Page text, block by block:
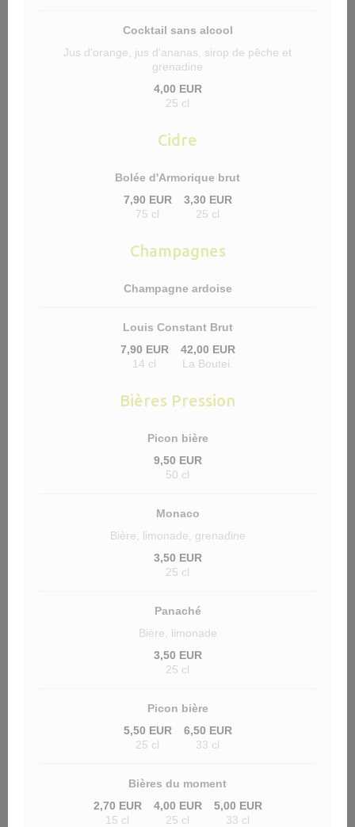
Cocktail sans alcool
Jus d'orange, jus d'ananas, sirop de pêche et
grenadine
4,00 EUR
25 cl
Cidre
Bolée d'Armorique brut
7,90 EUR
75 cl
3,30 EUR
25 cl
Champagnes
Champagne ardoise
Louis Constant Brut
7,90 EUR
14 cl
42,00 EUR
La Boutei.
Bières Pression
Picon bière
9,50 EUR
50 cl
Monaco
Bière, limonade, grenadine
3,50 EUR
25 cl
Panaché
Bière, limonade
3,50 EUR
25 cl
Picon bière
5,50 EUR
25 cl
6,50 EUR
33 cl
Bières du moment
2,70 EUR
15 cl
4,00 EUR
25 cl
5,00 EUR
33 cl